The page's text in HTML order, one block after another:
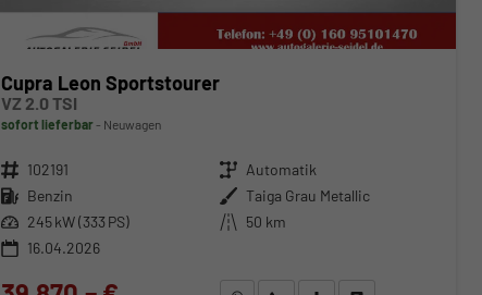
Cupra Leon Sportstourer
VZ 2.0 TSI
sofort lieferbar Neuwagen
Fahrzeugnr. 102191 Getriebe Automatik
Kraftstoff Benzin Außenfarbe Taiga Grau Metallic
Leistung 245 kW (333 PS) Kilometerstand 50 km
16.04.2026